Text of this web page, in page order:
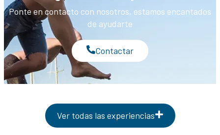
Ponte en contacto con nosotros, estamos encantados
de ayudarte
Contactar
Ver todas las experiencias